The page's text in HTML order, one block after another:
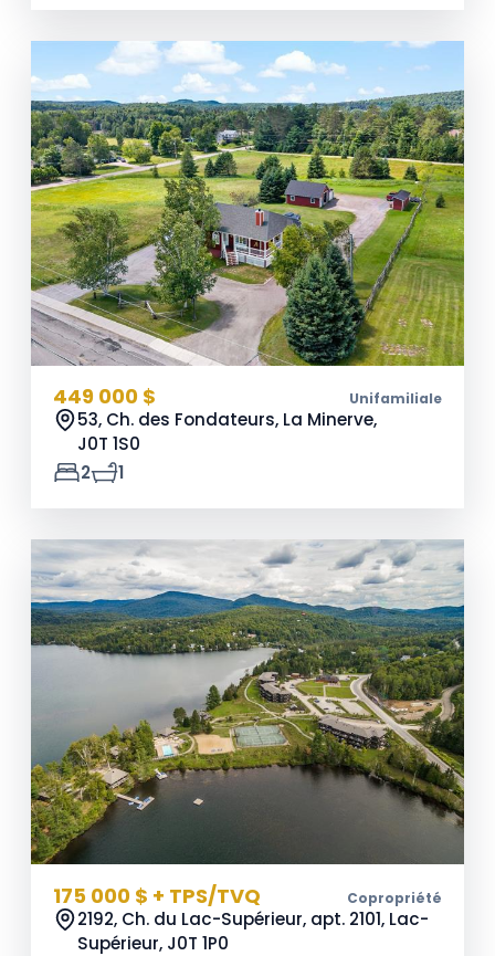
449 000 $ Unifamiliale
53, Ch. des Fondateurs, La Minerve,
J0T 1S0
2
1
175 000 $ + TPS/TVQ Copropriété
2192, Ch. du Lac-Supérieur, apt. 2101, Lac-
Supérieur, J0T 1P0